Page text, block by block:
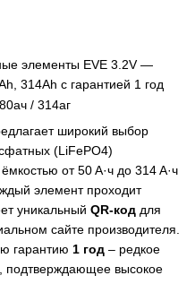
элементы EVE 3.2V —
314Ah с гарантией 1 год
широкий выбор
(LiFePO4)
ёмкостью от 50 А·ч до 314 А·ч
элемент проходит
уникальный QR-код для
сайте производителя.
гарантию 1 год – редкое
подтверждающее высокое